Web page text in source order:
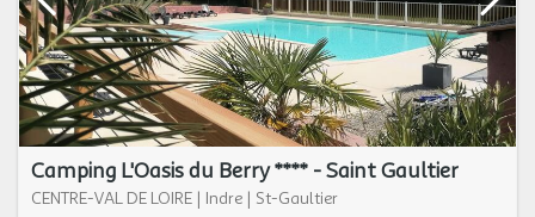
Camping L'Oasis du Berry **** - Saint Gaultier
CENTRE-VAL DE LOIRE | Indre | St-Gaultier